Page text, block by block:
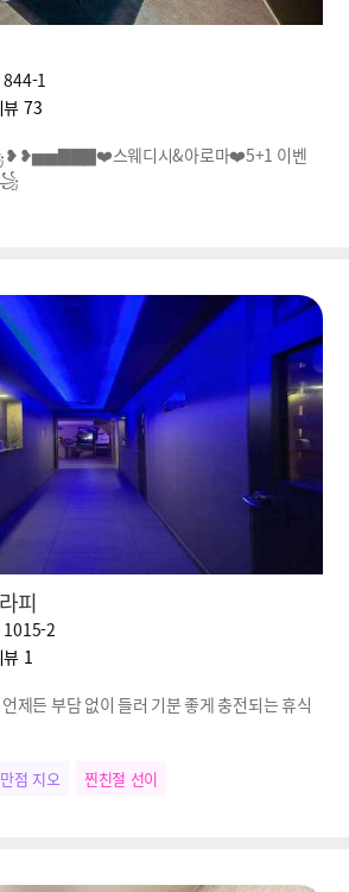
1
뷰 73
스웨디시&아로마❤️5+1 이벤
피
1015-2
뷰 1
제든 부담 없이 들러 기분 좋게 충전되는 휴식
점 지오 찐친절 선이